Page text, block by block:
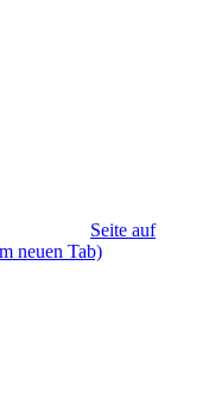
Seite auf
neuen Tab)